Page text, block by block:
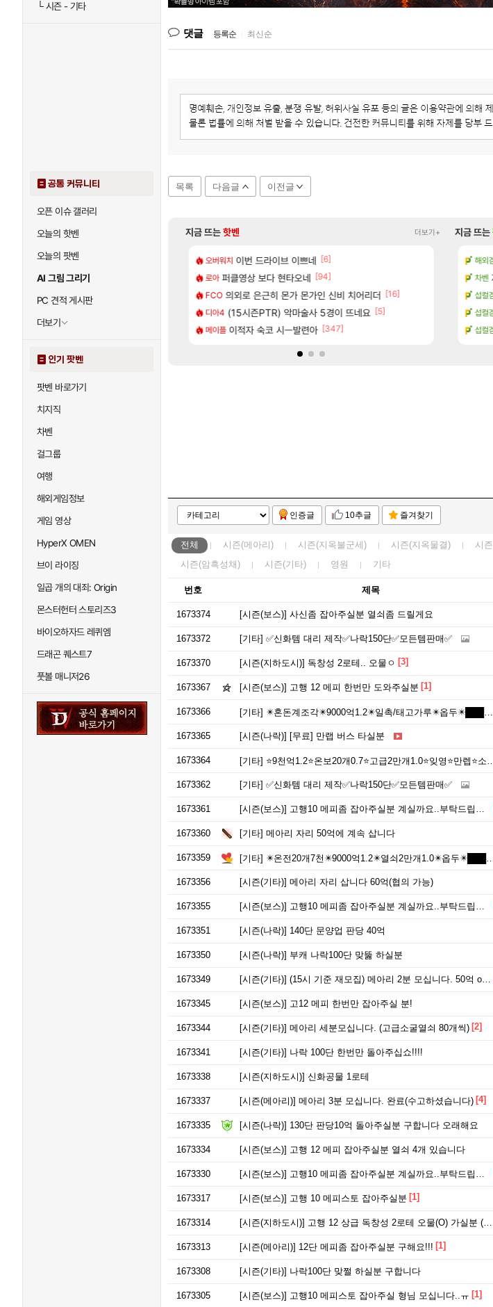
└시즌 - 기타
공통 커뮤니티
오픈 이슈 갤러리
오늘의 핫벤
오늘의 팟벤
AI 그림 그리기
PC 견적 게시판
더보기
인기 팟벤
팟벤 바로가기
치지직
차벤
걸그룹
여행
해외게임정보
게임 영상
HyperX OMEN
브이 라이징
일곱 개의 대죄: Origin
몬스터헌터 스토리즈3
바이오하자드 레퀴엠
드래곤 퀘스트7
풋볼 매니저26
댓글 등록순 최신순
목록 다음글 이전글
지금 뜨는핫벤 더보기+
의 주적은?? [137]
[82]
용 17번 터짐 [76]
오버워치 이번 드라이브 이쁘네 [6]
로아 퍼클영상 보다 현타오네 [94]
FCO 의외로 은근히 몬가 몬가인 신비 치어리더 [16]
디아4 (15시즌PTR) 악마술사 5경이 뜨네요 [5]
메이플 이적자 숙코 시ㅡ발련아 [347]
메이플
로아 너
디아4
메이플
로아
지금 뜨는
길찾기/지도 공략 (1 ~ 12장)
만화 | 야간 보초는 너무 힘들어
트 때는 로비에 온라인 기능이 있는데
브 리인카네이션 오픈 트레일러
여행 7년만에 가족여행을 다녀왔습니다.
아스오라 「에린」 컨셉 포스터 공개
비스트 쿠를 먼저 보내서 기습하는 법
리싱크드 리싱크드 1.06 패치노트 (8/5)
비스트 비스트 오브 리인카네이션 정보/공략글 모음
해외
차벤
섭컬
섭컬
섭컬
인증글 10추글 즐겨찾기
전체 시즌(메아리) 시즌(지옥불군세) 시즌(지옥물결) 시
시즌(암흑성채)
시즌(기타) 영원 기타
번호 제목
1673374 [시즌(보스)] 사신좀 잡아주실분 열쇠좀 드릴게요
1673372 [기타] ✅신화템 대리 제작✅나락150단✅모든템판매✅
1673370 [시즌(지하도시)] 독창성 2로테.. 오물ㅇ [3]
1673367 [시즌(보스)] 고행 12 메피 한번만 도와주실분 [1]
1673366 [기타] ✴️혼돈계조각✴️9000억1.2✴️일촉/태고가루✴️옵두✴️███최저가⛔██뿌리✴️█쿨레분광경
1673365 [시즌(나락)] [무료] 만랩 버스 타실분
1673364 [기타] ⭐️9천억1.2⭐️온보20개0.7⭐️고급2만개1.0⭐️잊영⭐️만렙⭐️소굴.상급.고급열쇠⭐️룬셋⭐️공물병기⭐️부적문장⭐️보틈⭐️보석⭐️우버보스⭐️모든템⭐️캠페인⭐️정복자⭐️릴리트⭐️메피스토⭐️위상⭐️풀세팅⭐️옵두⭐️미가공태고가루⭐️1~4어픽⭐️온전호라⭐️쿨레⭐️십자가⭐️
1673362 [기타] ✅신화템 대리 제작✅나락150단✅모든템판매✅
1673361 [시즌(보스)] 고행10 메피좀 잡아주실분 계실까요..부탁드립니다
1673360 [기타] 메아리 자리 50억에 계속 삽니다
1673359 [기타] ✴️온전20개7천✴️9000억1.2✴️열쇠2만개1.0✴️옵두✴️███최저가⛔██뿌리✴️█쿨레분광경
1673356 [시즌(기타)] 메아리 자리 삽니다 60억(협의 가능)
1673355 [시즌(보스)] 고행10 메피좀 잡아주실분 계실까요..부탁드립니다
1673351 [시즌(나락)] 140단 문양업 판당 40억
1673350 [시즌(나락)] 부캐 나락100단 맞뚫 하실분
1673349 [시즌(기타)] (15시 기준 재모집) 메아리 2분 모십니다. 50억 or 고급 열쇠 80개
1673345 [시즌(보스)] 고12 메피 한번만 잡아주실 분!
1673344 [시즌(기타)] 메아리 세분모십니다. (고급소굴열쇠 80개씩) [2]
1673341 [시즌(기타)] 나락 100단 한번만 돌아주십쇼!!!!
1673338 [시즌(지하도시)] 신화공물 1로테
1673337 [시즌(메아리)] 메아리 3분 모십니다. 완료(수고하셨습니다) [4]
1673335 [시즌(나락)] 130단 판당10억 돌아주실분 구합니다 오래해요
1673334 [시즌(보스)] 고행 12 메피 잡아주실분 열쇠 4개 있습니다
1673330 [시즌(보스)] 고행10 메피좀 잡아주실분 계실까요..부탁드립니다
1673317 [시즌(보스)] 고행 10 메피스토 잡아주실분 [1]
1673314 [시즌(지하도시)] 고행 12 상급 독창성 2로테 오물(O) 가실분 (완료)
1673313 [시즌(메아리)] 12단 메피좀 잡아주실분 구해요!!! [1]
1673308 [시즌(기타)] 나락100단 맞쩔 하실분 구합니다
1673305 [시즌(보스)] 고행10 메피스토 잡아주실 형님 모십니다..ㅠ [1]